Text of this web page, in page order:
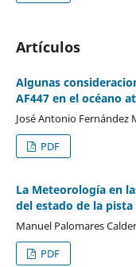
Artículos
Algunas
AF447 en el océano
José Antonio Fernández
PDF
La Meteorología en
del estado de la pista
Manuel Palomares
PDF